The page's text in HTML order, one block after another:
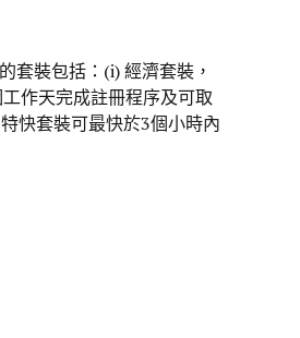
套裝包括：(i) 經濟套裝，
作天完成註冊程序及可取
快套裝可最快於3個小時內